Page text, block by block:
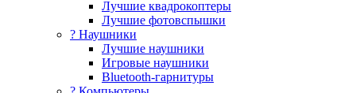
Лучшие квадрокоптеры
Лучшие фотовспышки
? Наушники
Лучшие наушники
Игровые наушники
Bluetooth-гарнитуры